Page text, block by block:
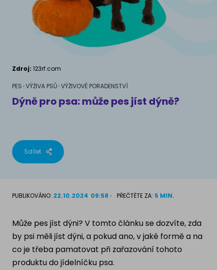
Pamlsky a doplňky stravy
VÝCHOVA PSA
Chování
Školení
Jak pochopit psa
Život se psem
PLEMENA PSŮ
Francouzský buldog
Výživové poradenství
Pamlsky a doplňky stravy
MÁM KOČKU
Jak rozumět kočce
Život s kočkou
Školení
Ragdoll
Britská krátkosrstá kočka
AKVARIJNÍ RYBY
Zdroj: 123rf.com
PES VÝŽIVA PSŮ VÝŽIVOVÉ PORADENSTVÍ
Dýně pro psa: může pes jíst dýně?
Sdílet
PUBLIKOVÁNO: 22.10.2024 09:58 PŘEČTĚTE ZA: 5 MIN.
Může pes jíst dýni? V tomto článku se dozvíte, zda
by psi měli jíst dýni, a pokud ano, v jaké formě a na
co je třeba pamatovat při zařazování tohoto
produktu do jídelníčku psa.